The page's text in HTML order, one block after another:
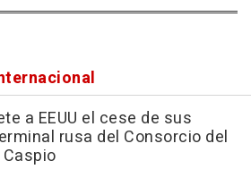
a EEUU el cese de sus
rusa del Consorcio del